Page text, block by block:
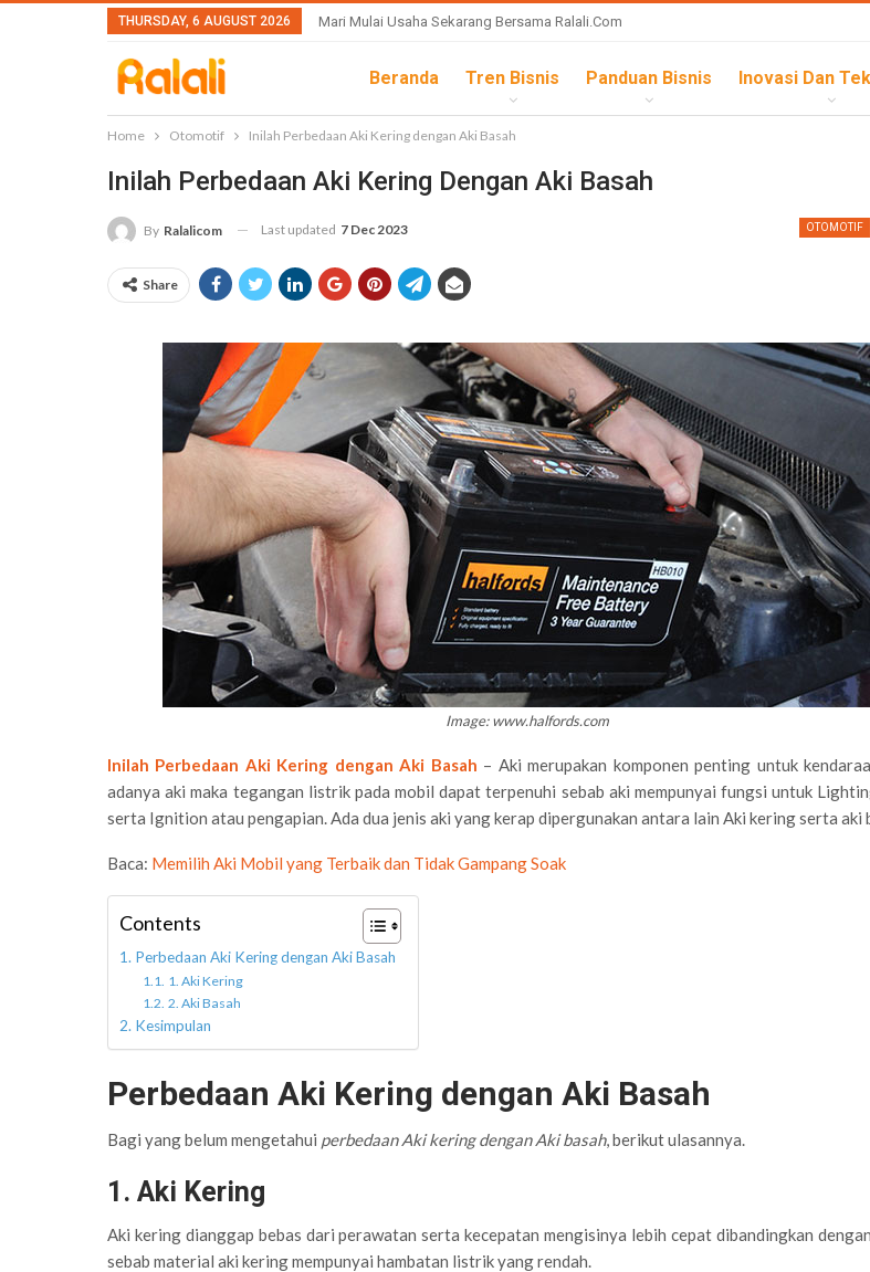
THURSDAY, 6 AUGUST 2026 Mari Mulai Usaha Sekarang Bersama Ralali.com
Beranda Tren Bisnis Panduan Bisnis Inovasi Dan
Home Otomotif Inilah Perbedaan Aki Kering dengan Aki Basah
Inilah Perbedaan Aki Kering Dengan Aki Basah
OTOMOTIF
By Ralalicom Last updated 7 Dec 2023
Share
Image: www.halfords.com
Inilah Perbedaan Aki Kering dengan Aki Basah – Aki merupakan komponen penting untuk
adanya aki maka tegangan listrik pada mobil dapat terpenuhi sebab aki mempunyai fungsi untuk
serta Ignition atau pengapian. Ada dua jenis aki yang kerap dipergunakan antara lain Aki kering serta aki
Baca: Memilih Aki Mobil yang Terbaik dan Tidak Gampang Soak
Contents
Perbedaan Aki Kering dengan Aki Basah
1. Aki Kering
2. Aki Basah
Kesimpulan
Perbedaan Aki Kering dengan Aki Basah
Bagi yang belum mengetahui perbedaan Aki kering dengan Aki basah, berikut ulasannya.
1. Aki Kering
Aki kering dianggap bebas dari perawatan serta kecepatan mengisinya lebih cepat dibandingkan
sebab material aki kering mempunyai hambatan listrik yang rendah.